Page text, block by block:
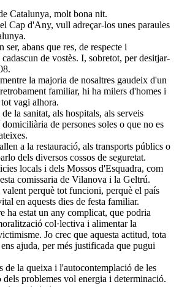
Catalunya, molt bona nit.
Cap d'Any, vull adreçar-los unes paraules
ser, abans que res, de respecte i
de vostès. I, sobretot, per desitjar-
la majoria de nosaltres gaudeix d'un
familiar, hi ha milers d'homes i
vagi alhora.
la sanitat, als hospitals, als serveis
de persones soles o que no es
a la restauració, als transports públics o
dels diversos cossos de seguretat.
locals i dels Mossos d'Esquadra, com
comissaria de Vilanova i la Geltrú.
perquè tot funcioni, perquè el país
en aquests dies de festa familiar.
ha estat un any complicat, que podria
col·lectiva i alimentar la
Jo crec que aquesta actitud, tota
ajuda, per més justificada que pugui
de la queixa i l'autocontemplació de les
problemes vol energia i determinació.